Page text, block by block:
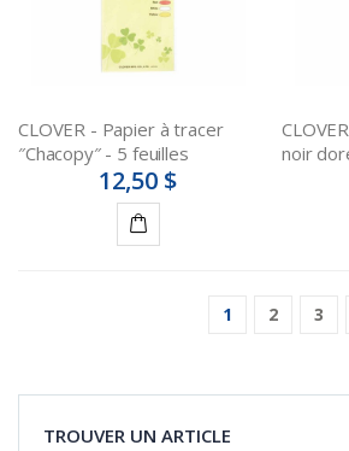
CLOVER - Papier à tracer
″Chacopy″ - 5 feuilles
12,50 $
noir
1 2 3
TROUVER UN ARTICLE